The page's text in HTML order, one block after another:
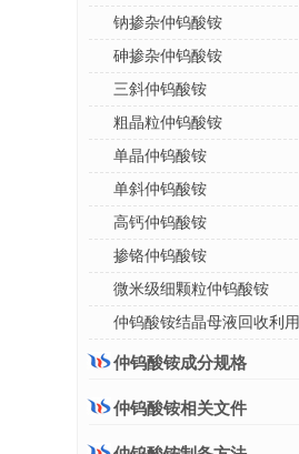
钠掺杂仲钨酸铵
砷掺杂仲钨酸铵
三斜仲钨酸铵
粗晶粒仲钨酸铵
单晶仲钨酸铵
单斜仲钨酸铵
高钙仲钨酸铵
掺铬仲钨酸铵
微米级细颗粒仲钨酸铵
仲钨酸铵结晶母液回收利用
仲钨酸铵成分规格
仲钨酸铵相关文件